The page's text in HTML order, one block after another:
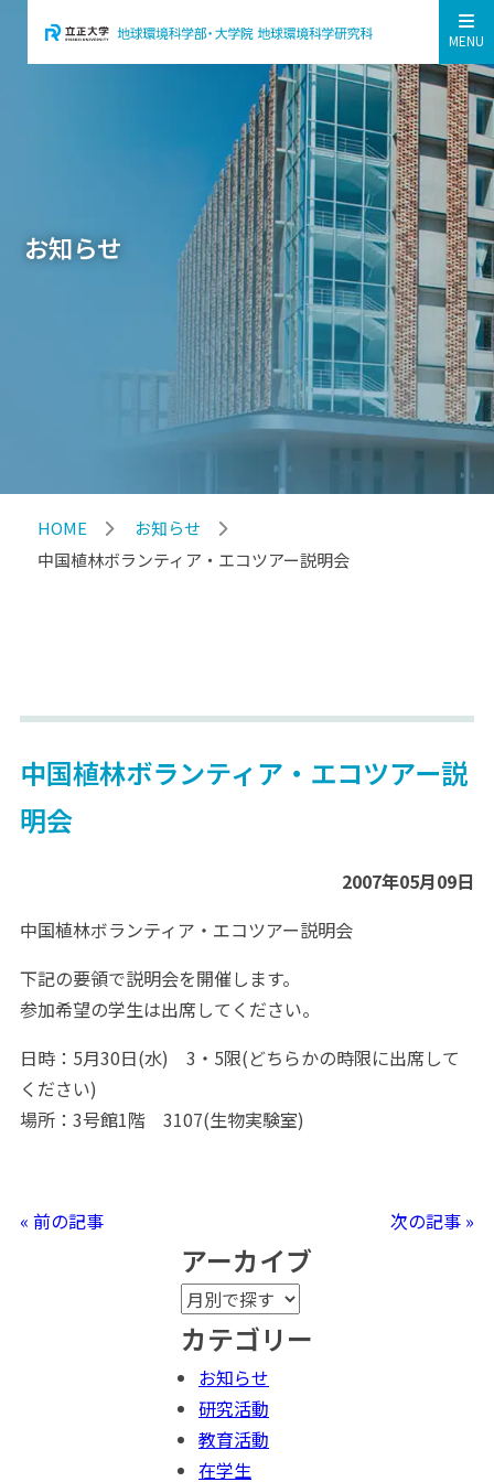
MENU
お知らせ
HOME
お知らせ
中国植林ボランティア・エコツアー説明会
中国植林ボランティア・エコツアー説
明会
2007年05月09日
中国植林ボランティア・エコツアー説明会
下記の要領で説明会を開催します。
参加希望の学生は出席してください。
日時：5月30日(水) 3・5限(どちらかの時限に出席して
ください)
場所：3号館1階 3107(生物実験室)
« 前の記事 次の記事 »
アーカイブ
カテゴリー
お知らせ
研究活動
教育活動
在学生